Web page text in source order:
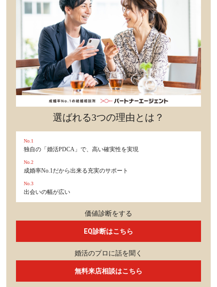
カルチャー・トレンド・芸能
選ばれる3つの理由とは？
No.1
独自の「婚活PDCA」で、高い確実性を実現
No.2
成婚率No.1だから出来る充実のサポート
No.3
出会いの幅が広い
価値診断をする
EQ診断はこちら
婚活のプロに話を聞く
無料来店相談はこちら